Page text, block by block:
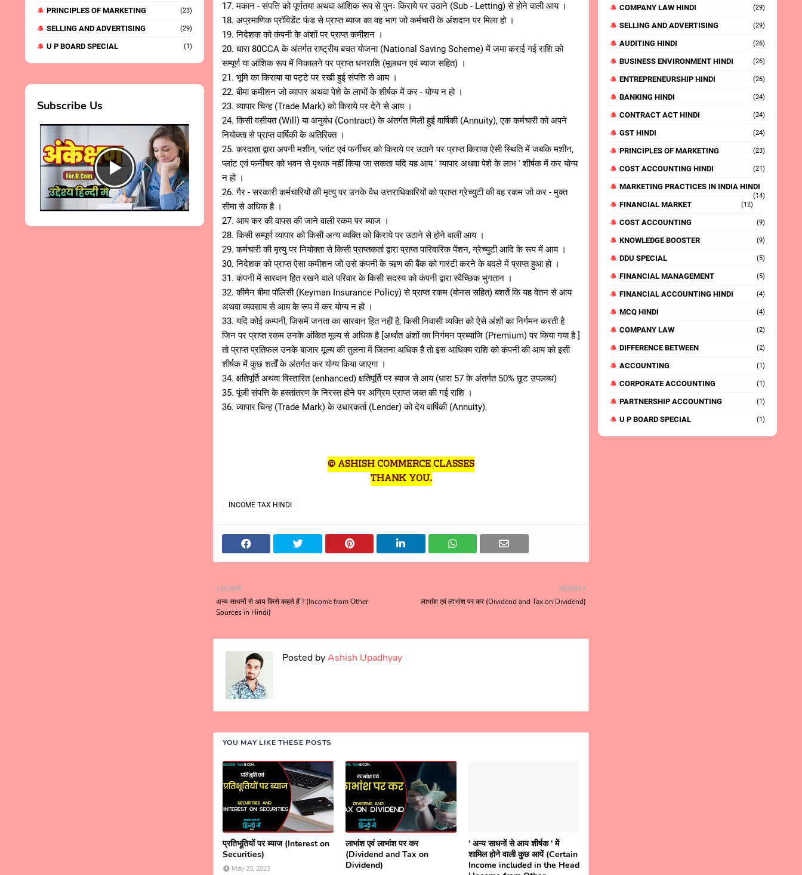
PRINCIPLES OF MARKETING (23)
SELLING AND ADVERTISING (29)
U P BOARD SPECIAL (1)
Subscribe Us
17. मकान - संपत्ति को पूर्णतया अथवा आंशिक रूप से पुनः किराये पर उठाने (Sub - Letting) से होने वाली आय ।
18. अप्रमाणिक प्रॉविडेंट फंड से प्राप्त ब्याज का वह भाग जो कर्मचारी के अंशदान पर मिला हो ।
19. निदेशक को कंपनी के अंशों पर प्राप्त कमीशन ।
20. धारा 80CCA के अंतर्गत राष्ट्रीय बचत योजना (National Saving Scheme) में जमा कराई गई राशि को
सम्पूर्ण या आंशिक रूप में निकालने पर प्राप्त धनराशि (मूलधन एवं ब्याज सहित) ।
21. भूमि का किराया या पट्टे पर रखी हुई संपत्ति से आय ।
22. बीमा कमीशन जो व्यापार अथवा पेशे के लाभों के शीर्षक में कर - योग्य न हो ।
23. व्यापार चिन्ह (Trade Mark) को किराये पर देने से आय ।
24. किसी वसीयत (Will) या अनुबंध (Contract) के अंतर्गत मिली हुई वार्षिकी (Annuity), एक कर्मचारी को अपने
नियोक्ता से प्राप्त वार्षिकी के अतिरिक्त ।
25. करदाता द्वारा अपनी मशीन, प्लांट एवं फर्नीचर को किराये पर उठाने पर प्राप्त किराया ऐसी स्थिति में जबकि मशीन,
प्लांट एवं फर्नीचर को भवन से पृथक नहीं किया जा सकता यदि यह आय ' व्यापार अथवा पेशे के लाभ ' शीर्षक में कर योग्य
न हो ।
26. गैर - सरकारी कर्मचारियों की मृत्यु पर उनके वैध उत्तराधिकारियों को प्राप्त ग्रेच्युटी की वह रकम जो कर - मुक्त
सीमा से अधिक है ।
27. आय कर की वापस की जाने वाली रकम पर ब्याज ।
28. किसी सम्पूर्ण व्यापार को किसी अन्य व्यक्ति को किराये पर उठाने से होने वाली आय ।
29. कर्मचारी की मृत्यु पर नियोक्ता से किसी प्राप्तकर्ता द्वारा प्राप्त पारिवारिक पेंशन, ग्रेच्युटी आदि के रूप में आय ।
30. निदेशक को प्राप्त ऐसा कमीशन जो उसे कंपनी के ऋण की बैंक को गारंटी करने के बदले में प्राप्त हुआ हो ।
31. कंपनी में सारवान हित रखने वाले परिवार के किसी सदस्य को कंपनी द्वारा स्वैच्छिक भुगतान ।
32. कीमैन बीमा पॉलिसी (Keyman Insurance Policy) से प्राप्त रकम (बोनस सहित) बशर्ते कि यह वेतन से आय
अथवा व्यवसाय से आय के रूप में कर योग्य न हो ।
33. यदि कोई कम्पनी, जिसमें जनता का सारवान हित नहीं है, किसी निवासी व्यक्ति को ऐसे अंशों का निर्गमन करती है
जिन पर प्राप्त रकम उनके अंकित मूल्य से अधिक है [अर्थात अंशों का निर्गमन प्रब्याजि (Premium) पर किया गया है ]
तो प्राप्त प्रतिफल उनके बाजार मूल्य की तुलना में जितना अधिक है तो इस आधिक्य राशि को कंपनी की आय को इसी
शीर्षक में कुछ शर्तों के अंतर्गत कर योग्य किया जाएगा ।
34. क्षतिपूर्ति अथवा विस्तारित (enhanced) क्षतिपूर्ति पर ब्याज से आय (धारा 57 के अंतर्गत 50% छूट उपलब्ध)
35. पूंजी संपत्ति के हस्तांतरण के निरस्त होने पर अग्रिम प्राप्त जब्त की गई राशि ।
36. व्यापार चिन्ह (Trade Mark) के उधारकर्ता (Lender) को देय वार्षिकी (Annuity).
© ASHISH COMMERCE CLASSES
THANK YOU.
INCOME TAX HINDI
NEWER
लाभांश एवं लाभांश पर कर (Dividend and Tax on Dividend)
OLDER
अन्य साधनों से आय किसे कहते हैं ? (Income from Other
Sources in Hindi)
Posted byAshish Upadhyay
YOU MAY LIKE THESE POSTS
प्रतिभूतियों पर ब्याज (Interest on
Securities)
May 25, 2023
लाभांश एवं लाभांश पर कर
(Dividend and Tax on
Dividend)
' अन्य साधनों से आय शीर्षक ' में
शामिल होने वाली कुछ आयें (Certain
Income included in the Head
COMPANY LAW HINDI (29)
SELLING AND ADVERTISING (29)
AUDITING HINDI (26)
BUSINESS ENVIRONMENT HINDI (26)
ENTREPRENEURSHIP HINDI (26)
BANKING HINDI (24)
CONTRACT ACT HINDI (24)
GST HINDI (24)
PRINCIPLES OF MARKETING (23)
COST ACCOUNTING HINDI (21)
MARKETING PRACTICES IN INDIA HINDI
(14)
FINANCIAL MARKET (12)
COST ACCOUNTING (9)
KNOWLEDGE BOOSTER (9)
DDU SPECIAL (5)
FINANCIAL MANAGEMENT (5)
FINANCIAL ACCOUNTING HINDI (4)
MCQ HINDI (4)
COMPANY LAW (2)
DIFFERENCE BETWEEN (2)
ACCOUNTING (1)
CORPORATE ACCOUNTING (1)
PARTNERSHIP ACCOUNTING (1)
U P BOARD SPECIAL (1)